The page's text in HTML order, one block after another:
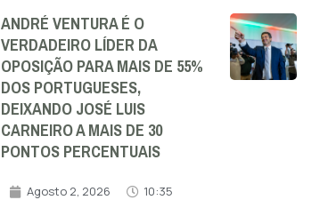
ANDRÉ VENTURA É O
VERDADEIRO LÍDER DA
OPOSIÇÃO PARA MAIS DE 55%
DOS PORTUGUESES,
DEIXANDO JOSÉ LUIS
CARNEIRO A MAIS DE 30
PONTOS PERCENTUAIS
Agosto 2, 2026 10:35